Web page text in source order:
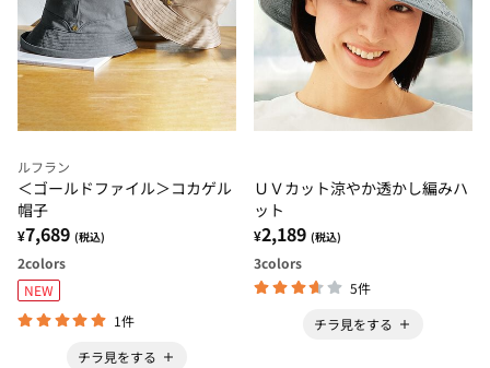
ルフラン
＜ゴールドファイル＞コカゲル
帽子
¥7,689 (税込)
2colors
NEW
1件
チラ見をする
ＵＶカット涼やか透かし編みハ
ット
¥2,189 (税込)
3colors
5件
チラ見をする